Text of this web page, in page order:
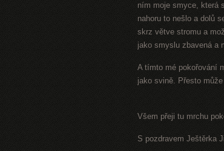
ním moje smyce, která
nahoru to nešlo a dolů
skrz větve stromu a
jako smyslu zbavená a
A tímto mé pokořování
jako svině. Přesto
Všem přeji tu mrchu
S pozdravem Ještěrka